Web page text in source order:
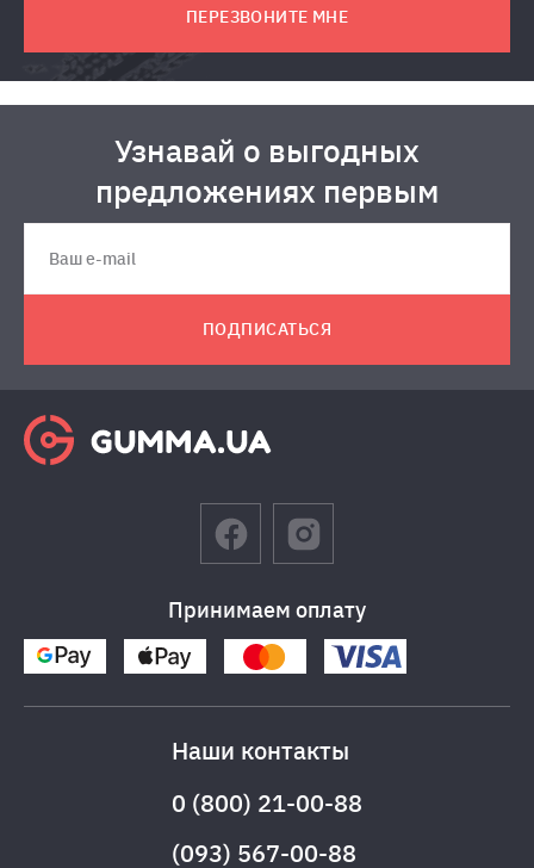
ПЕРЕЗВОНИТЕ МНЕ
Узнавай о выгодных
предложениях первым
ПОДПИСАТЬСЯ
Принимаем оплату
Наши контакты
0 (800) 21-00-88
(093) 567-00-88